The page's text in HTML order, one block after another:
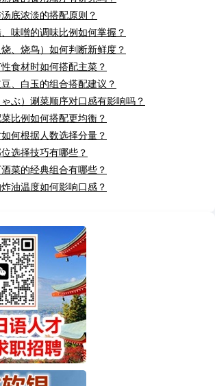
底浓淡的搭配原则？
味噌的调味比例如何掌握？
、烧鸟）如何判断新鲜度？
食材时如何搭配主菜？
、白玉的组合搭配建议？
ぶ）涮菜顺序对口感有影响吗？
比例如何搭配更均衡？
何根据人数选择分量？
选择技巧有哪些？
菜的经典组合有哪些？
油温度如何影响口感？